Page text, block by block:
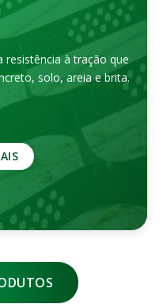
resistência à tração que
solo, areia e brita.